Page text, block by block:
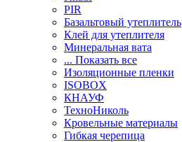
PIR
Базальтовый утеплитель
Клей для утеплителя
Минеральная вата
... Показать все
Изоляционные пленки
ISOBOX
КНАУФ
ТехноНиколь
Кровельные материалы
Гибкая черепица